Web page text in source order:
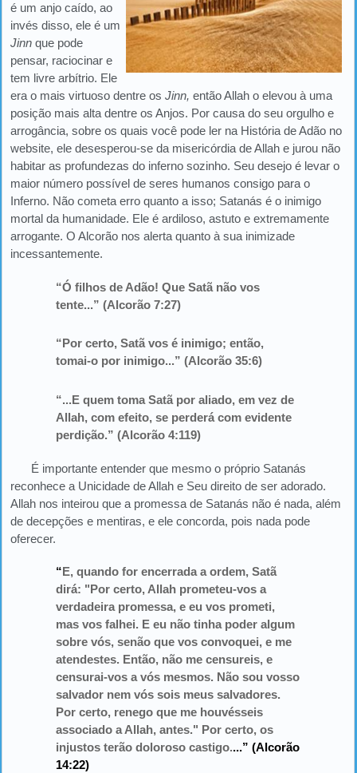
é um anjo caído, ao
invés disso, ele é um
Jinn que pode
pensar, raciocinar e
tem livre arbítrio. Ele
era o mais virtuoso dentre os Jinn, então Allah o elevou à uma
posição mais alta dentre os Anjos. Por causa do seu orgulho e
arrogância, sobre os quais você pode ler na História de Adão no
website, ele desesperou-se da misericórdia de Allah e jurou não
habitar as profundezas do inferno sozinho. Seu desejo é levar o
maior número possível de seres humanos consigo para o
Inferno. Não cometa erro quanto a isso; Satanás é o inimigo
mortal da humanidade. Ele é ardiloso, astuto e extremamente
arrogante. O Alcorão nos alerta quanto à sua inimizade
incessantemente.
“Ó filhos de Adão! Que Satã não vos
tente...” (Alcorão 7:27)
“Por certo, Satã vos é inimigo; então,
tomai-o por inimigo...” (Alcorão 35:6)
“...E quem toma Satã por aliado, em vez de
Allah, com efeito, se perderá com evidente
perdição.” (Alcorão 4:119)
É importante entender que mesmo o próprio Satanás
reconhece a Unicidade de Allah e Seu direito de ser adorado.
Allah nos inteirou que a promessa de Satanás não é nada, além
de decepções e mentiras, e ele concorda, pois nada pode
oferecer.
“E, quando for encerrada a ordem, Satã
dirá: "Por certo, Allah prometeu-vos a
verdadeira promessa, e eu vos prometi,
mas vos falhei. E eu não tinha poder algum
sobre vós, senão que vos convoquei, e me
atendestes. Então, não me censureis, e
censurai-vos a vós mesmos. Não sou vosso
salvador nem vós sois meus salvadores.
Por certo, renego que me houvésseis
associado a Allah, antes." Por certo, os
injustos terão doloroso castigo....” (Alcorão
14:22)